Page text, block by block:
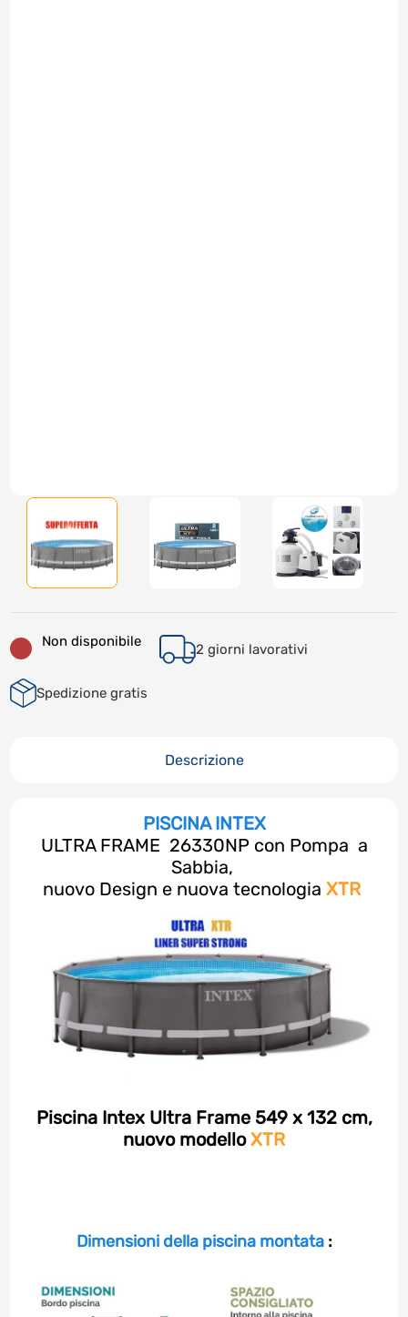
Non disponibile 2 giorni lavorativi
Spedizione gratis
Descrizione
PISCINA INTEX
ULTRA FRAME 26330NP con Pompa a
Sabbia,
nuovo Design e nuova tecnologia XTR
Piscina Intex Ultra Frame 549 x 132 cm,
nuovo modelloXTR
Dimensioni della piscina montata: